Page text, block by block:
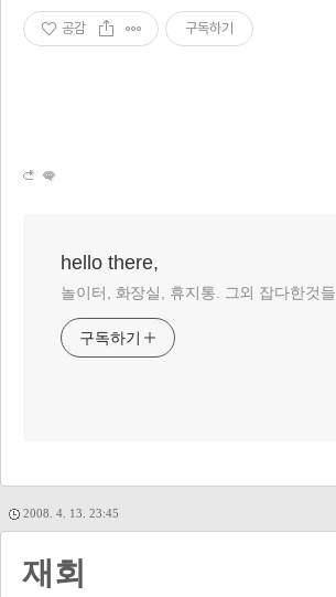
공감 구독하기
hello there,
놀이터, 화장실, 휴지통. 그외 잡다한것들.
구독하기
2008. 4. 13. 23:45
재회